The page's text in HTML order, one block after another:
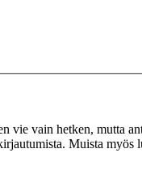
vie vain hetken, mutta
Muista myös